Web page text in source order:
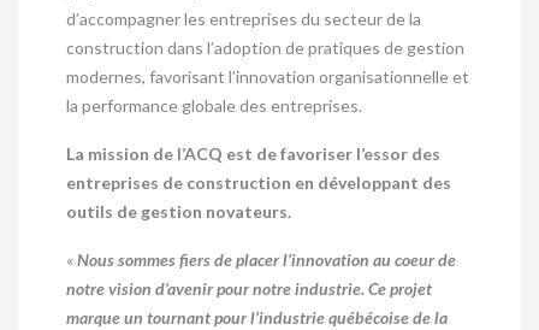
d’accompagner les entreprises du secteur de la
construction dans l’adoption de pratiques de gestion
modernes, favorisant l’innovation organisationnelle et
la performance globale des entreprises.
La mission de l’ACQ est de favoriser l’essor des
entreprises de construction en développant des
outils de gestion novateurs.
«Nous sommes fiers de placer l’innovation au coeur de
notre vision d’avenir pour notre industrie. Ce projet
marque un tournant pour l’industrie québécoise de la